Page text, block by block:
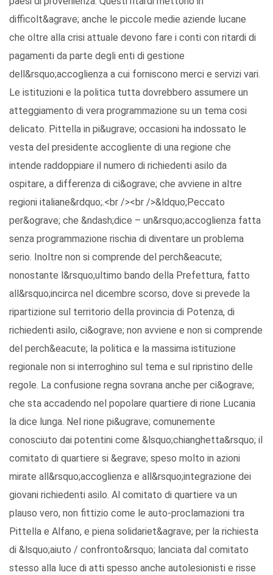
difficolt&agrave; anche le piccole medie aziende lucane
che oltre alla crisi attuale devono fare i conti con ritardi di
pagamenti da parte degli enti di gestione
dell&rsquo;accoglienza a cui forniscono merci e servizi vari.
Le istituzioni e la politica tutta dovrebbero assumere un
atteggiamento di vera programmazione su un tema cosi
delicato. Pittella in pi&ugrave; occasioni ha indossato le
vesta del presidente accogliente di una regione che
intende raddoppiare il numero di richiedenti asilo da
ospitare, a differenza di ci&ograve; che avviene in altre
regioni italiane&rdquo;.<br /><br />&ldquo;Peccato
per&ograve; che &ndash;dice – un&rsquo;accoglienza fatta
senza programmazione rischia di diventare un problema
serio. Inoltre non si comprende del perch&eacute;
nonostante l&rsquo;ultimo bando della Prefettura, fatto
all&rsquo;incirca nel dicembre scorso, dove si prevede la
ripartizione sul territorio della provincia di Potenza, di
richiedenti asilo, ci&ograve; non avviene e non si comprende
del perch&eacute; la politica e la massima istituzione
regionale non si interroghino sul tema e sul ripristino delle
regole. La confusione regna sovrana anche per ci&ograve;
che sta accadendo nel popolare quartiere di rione Lucania
la dice lunga. Nel rione pi&ugrave; comunemente
conosciuto dai potentini come &lsquo;chianghetta&rsquo; il
comitato di quartiere si &egrave; speso molto in azioni
mirate all&rsquo;accoglienza e all&rsquo;integrazione dei
giovani richiedenti asilo. Al comitato di quartiere va un
plauso vero, non fittizio come le auto-proclamazioni tra
Pittella e Alfano, e piena solidariet&agrave; per la richiesta
di &lsquo;aiuto / confronto&rsquo; lanciata dal comitato
stesso alla luce di atti spesso anche autolesionisti e risse